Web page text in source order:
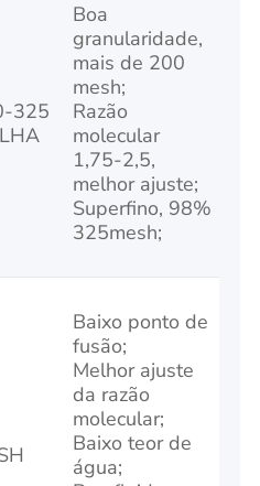
325
Boa
granularidade,
mais de 200
mesh;
Razão
molecular
1,75-2,5,
melhor ajuste;
Superfino, 98%
325mesh;
Baixo ponto de
fusão;
Melhor ajuste
da razão
molecular;
Baixo teor de
água;